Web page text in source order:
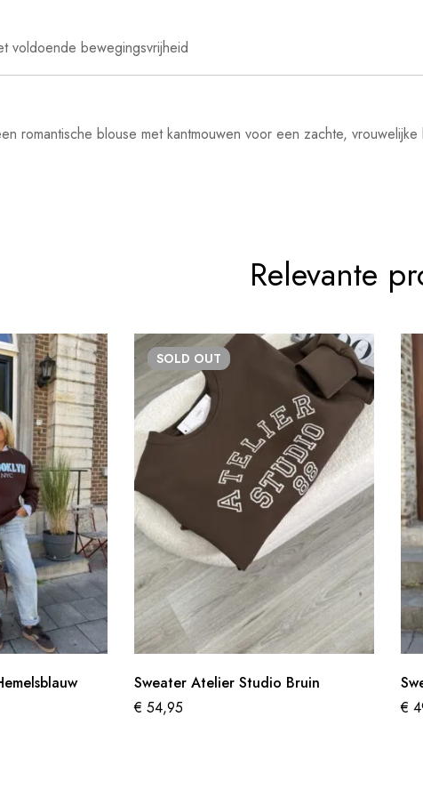
voldoende bewegingsvrijheid
romantische blouse met kantmouwen voor een zachte,
Relevante
SOLD OUT
Sweater Atelier Studio Bruin
€ 54,95
€